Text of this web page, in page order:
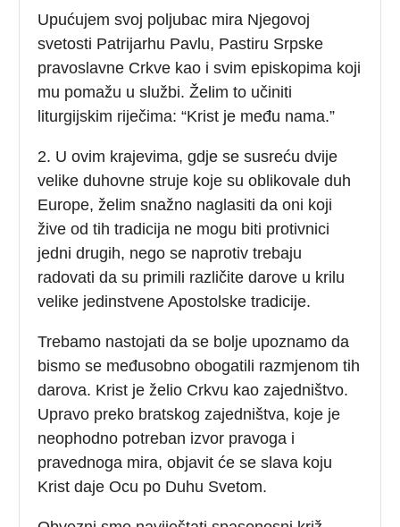
Upućujem svoj poljubac mira Njegovoj
svetosti Patrijarhu Pavlu, Pastiru Srpske
pravoslavne Crkve kao i svim episkopima koji
mu pomažu u službi. Želim to učiniti
liturgijskim riječima: “Krist je među nama.”
2. U ovim krajevima, gdje se susreću dvije
velike duhovne struje koje su oblikovale duh
Europe, želim snažno naglasiti da oni koji
žive od tih tradicija ne mogu biti protivnici
jedni drugih, nego se naprotiv trebaju
radovati da su primili različite darove u krilu
velike jedinstvene Apostolske tradicije.
Trebamo nastojati da se bolje upoznamo da
bismo se međusobno obogatili razmjenom tih
darova. Krist je želio Crkvu kao zajedništvo.
Upravo preko bratskog zajedništva, koje je
neophodno potreban izvor pravoga i
pravednoga mira, objavit će se slava koju
Krist daje Ocu po Duhu Svetom.